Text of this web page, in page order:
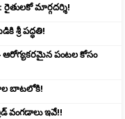
రైతులకో మార్గదర్శి!
శ్రీ పద్ధతి!
ఆరోగ్యకరమైన పంటల కోసం
బాటలోకి!
వంగడాలు ఇవే!!